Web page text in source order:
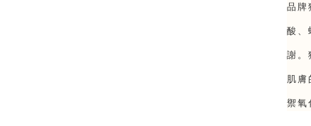
品牌
酸、
謝
肌
禦氧